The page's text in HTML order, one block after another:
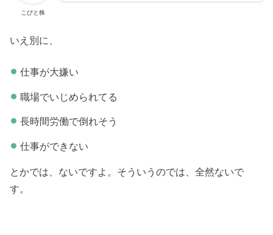
こびと株
いえ別に、
仕事が大嫌い
職場でいじめられてる
長時間労働で倒れそう
仕事ができない
とかでは、ないですよ。そういうのでは、全然ないで
す。